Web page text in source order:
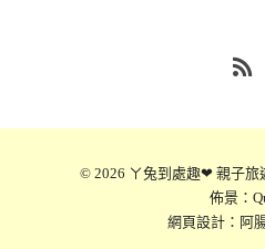
© 2026 ㄚ兔到處趣❤ 親子旅
佈景：
網頁設計： 阿